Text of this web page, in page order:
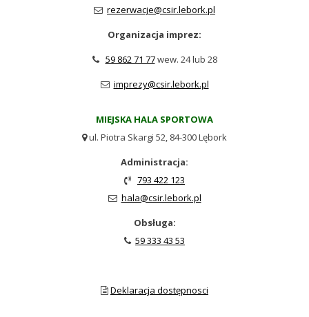
 rezerwacje@csir.lebork.pl
Organizacja imprez:
 59 862 71 77wew. 24 lub 28
 imprezy@csir.lebork.pl
MIEJSKA HALA SPORTOWA
ul. Piotra Skargi 52, 84-300 Lębork
Administracja:
 793 422 123
 hala@csir.lebork.pl
Obsługa:
 59 333 43 53
 Deklaracja dostępnosci